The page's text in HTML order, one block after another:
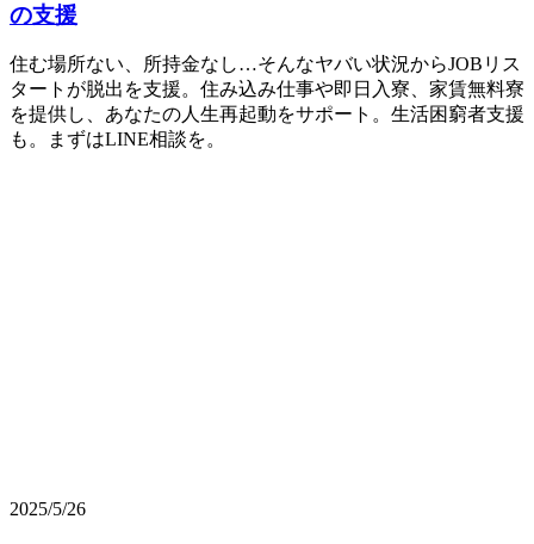
の支援
住む場所ない、所持金なし…そんなヤバい状況からJOBリス
タートが脱出を支援。住み込み仕事や即日入寮、家賃無料寮
を提供し、あなたの人生再起動をサポート。生活困窮者支援
も。まずはLINE相談を。
2025/5/26